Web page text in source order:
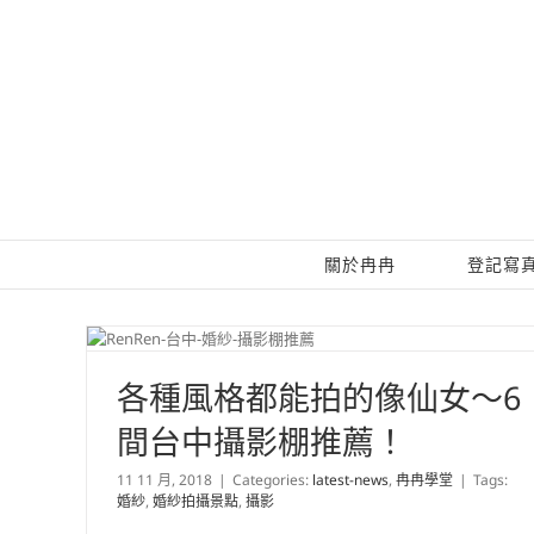
關於冉冉 登記寫
各種風格都能拍的像仙女～6
間台中攝影棚推薦！
11 11 月, 2018 | Categories: latest-news, 冉冉學堂 | Tags:
婚紗, 婚紗拍攝景點, 攝影